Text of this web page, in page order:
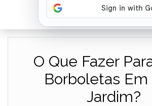
O Que Fazer
Borboletas
Jardim?